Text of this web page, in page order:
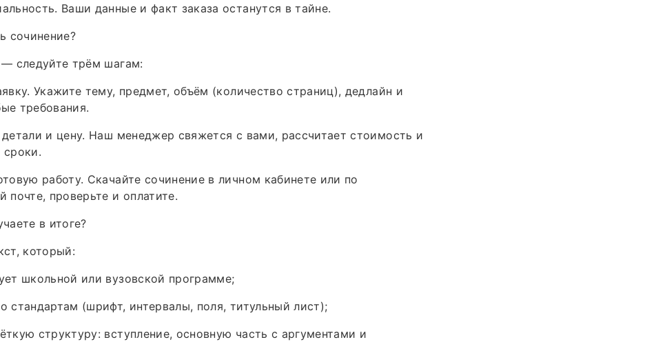
Ваши данные и факт заказа останутся в тайне.
сочинение?
следуйте трём шагам:
Укажите тему, предмет, объём (количество страниц), дедлайн и
требования.
детали и цену. Наш менеджер свяжется с вами, рассчитает стоимость и
сроки.
работу. Скачайте сочинение в личном кабинете или по
почте, проверьте и оплатите.
в итоге?
который:
школьной или вузовской программе;
стандартам (шрифт, интервалы, поля, титульный лист);
структуру: вступление, основную часть с аргументами и